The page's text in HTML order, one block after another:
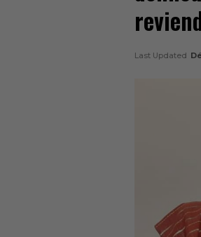
Last Updated